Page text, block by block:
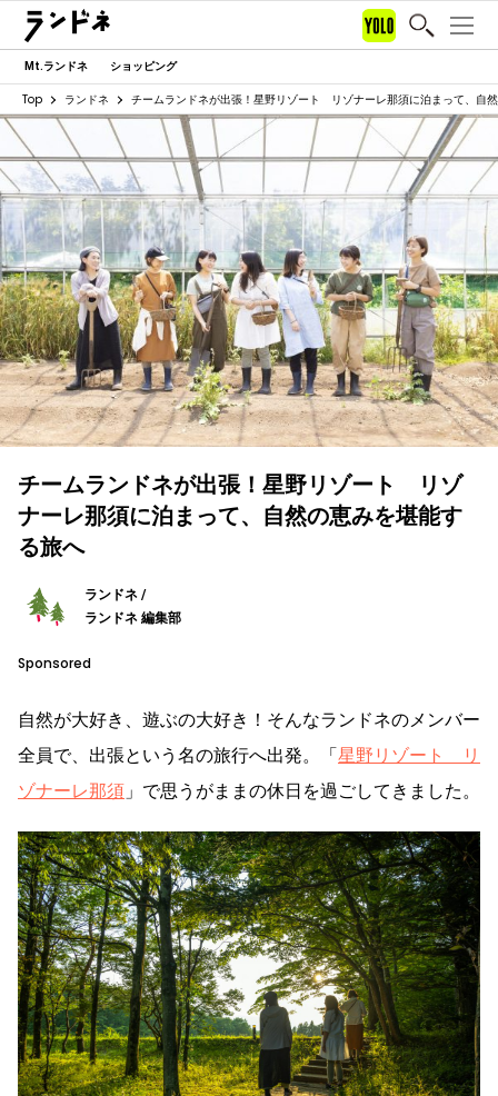
Mt.ランドネ ショッピング
Top ランドネ チームランドネが出張！星野リゾート リゾナーレ那須に泊まって、自
チームランドネが出張！星野リゾート リゾ
ナーレ那須に泊まって、自然の恵みを堪能す
る旅へ
ランドネ /
ランドネ 編集部
Sponsored
自然が大好き、遊ぶの大好き！そんなランドネのメンバー
全員で、出張という名の旅行へ出発。「星野リゾート リ
ゾナーレ那須 」で思うがままの休日を過ごしてきました。